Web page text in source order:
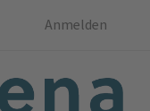
Anmelden